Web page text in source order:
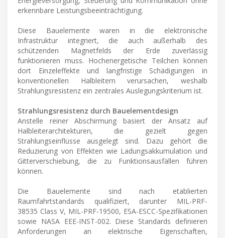
erkennbare Leistungsbeeinträchtigung.
Diese Bauelemente waren in die elektronische
Infrastruktur integriert, die auch außerhalb des
schützenden Magnetfelds der Erde zuverlässig
funktionieren muss. Hochenergetische Teilchen können
dort Einzeleffekte und langfristige Schädigungen in
konventionellen Halbleitern verursachen, weshalb
Strahlungsresistenz ein zentrales Auslegungskriterium ist.
Strahlungsresistenz durch Bauelementdesign
Anstelle reiner Abschirmung basiert der Ansatz auf
Halbleiterarchitekturen, die gezielt gegen
Strahlungseinflüsse ausgelegt sind. Dazu gehört die
Reduzierung von Effekten wie Ladungsakkumulation und
Gitterverschiebung, die zu Funktionsausfällen führen
können.
Die Bauelemente sind nach etablierten
Raumfahrtstandards qualifiziert, darunter MIL-PRF-
38535 Class V, MIL-PRF-19500, ESA-ESCC-Spezifikationen
sowie NASA EEE-INST-002. Diese Standards definieren
Anforderungen an elektrische Eigenschaften,